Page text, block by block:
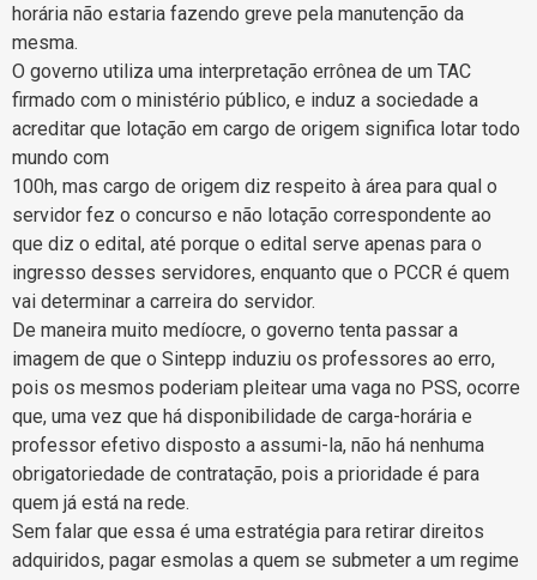
horária não estaria fazendo greve pela manutenção da
mesma.
O governo utiliza uma interpretação errônea de um TAC
firmado com o ministério público, e induz a sociedade a
acreditar que lotação em cargo de origem significa lotar todo
mundo com
100h, mas cargo de origem diz respeito à área para qual o
servidor fez o concurso e não lotação correspondente ao
que diz o edital, até porque o edital serve apenas para o
ingresso desses servidores, enquanto que o PCCR é quem
vai determinar a carreira do servidor.
De maneira muito medíocre, o governo tenta passar a
imagem de que o Sintepp induziu os professores ao erro,
pois os mesmos poderiam pleitear uma vaga no PSS, ocorre
que, uma vez que há disponibilidade de carga-horária e
professor efetivo disposto a assumi-la, não há nenhuma
obrigatoriedade de contratação, pois a prioridade é para
quem já está na rede.
Sem falar que essa é uma estratégia para retirar direitos
adquiridos, pagar esmolas a quem se submeter a um regime